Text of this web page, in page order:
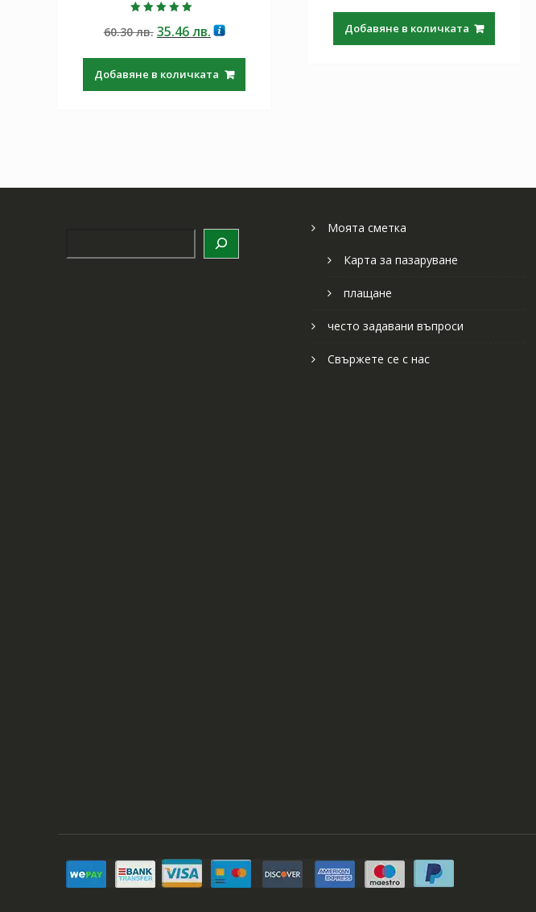
5.00
от 5
60.30лв. Original
60.30 лв..
35.46лв.Текущата
35.46 лв..
Добавяне в количката
177.34 лв..
е:
104.30 лв..
Добавяне в количката
Моята сметка
Карта за пазаруване
плащане
често задавани въпроси
Свържете се с нас